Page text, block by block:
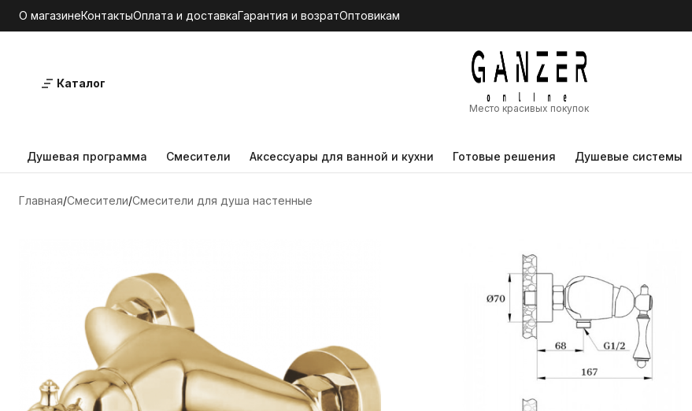
О магазинеКонтактыОплата и доставкаГарантия и возратОптовикам
Каталог
Место красивых покупок
Душевая программа Смесители Аксессуары для ванной и кухни Готовые решения Душевые системы
Главная Смесители Смесители для душа настенные